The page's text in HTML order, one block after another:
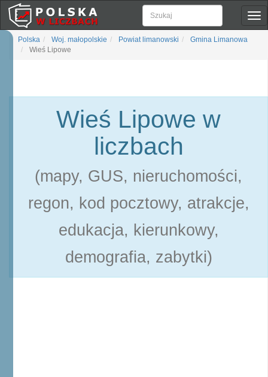
Polska Woj. małopolskie Powiat limanowski
Gmina Limanowa
Wieś Lipowe
Wieś Lipowe w
liczbach
(mapy, GUS, nieruchomości,
regon, kod pocztowy, atrakcje,
edukacja, kierunkowy,
demografia, zabytki)